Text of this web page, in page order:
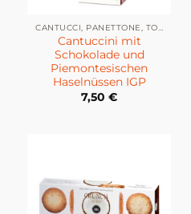
CANTUCCI, PANETTONE, TORRONE ETC.
Cantuccini mit
Schokolade und
Piemontesischen
Haselnüssen IGP
7,50 €